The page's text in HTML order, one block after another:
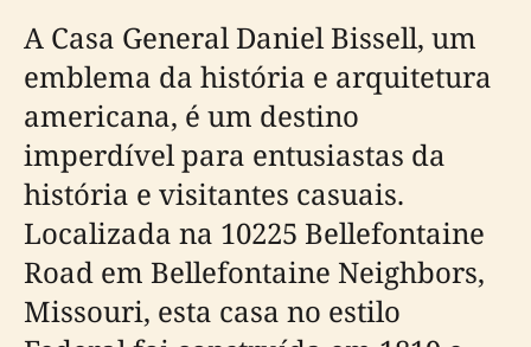
A Casa General Daniel Bissell, um
emblema da história e arquitetura
americana, é um destino
imperdível para entusiastas da
história e visitantes casuais.
Localizada na 10225 Bellefontaine
Road em Bellefontaine Neighbors,
Missouri, esta casa no estilo